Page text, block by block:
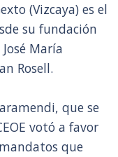
(Vizcaya) es el
su fundación
María
Rosell.
que se
votó a favor
que